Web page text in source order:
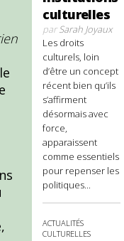
culturelles
parSarah Joyaux
Les droits
culturels, loin
d’être un concept
récent bien qu’ils
s’affirment
désormais avec
force,
apparaissent
comme essentiels
pour repenser les
politiques...
ACTUALITÉS
CULTURELLES